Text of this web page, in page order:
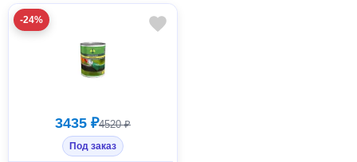
-24%
3435 ₽4520 ₽
Под заказ